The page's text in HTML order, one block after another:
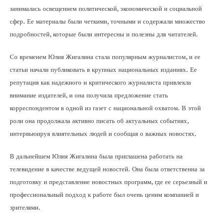
занималась освещением политической, экономической и социальной
сфер. Ее материалы были четкими, точными и содержали множество
подробностей, которые были интересны и полезны для читателей.
Со временем Юлия Жигалина стала популярным журналистом, и ее
статьи начали публиковать в крупных национальных изданиях. Ее
репутация как надежного и критического журналиста привлекла
внимание издателей, и она получила предложение стать
корреспондентом в одной из газет с национальной охватом. В этой
роли она продолжала активно писать об актуальных событиях,
интервьюируя влиятельных людей и сообщая о важных новостях.
В дальнейшем Юлия Жигалина была приглашена работать на
телевидение в качестве ведущей новостей. Она была ответственна за
подготовку и представление новостных программ, где ее серьезный и
профессиональный подход к работе был очень ценим компанией и
зрителями.